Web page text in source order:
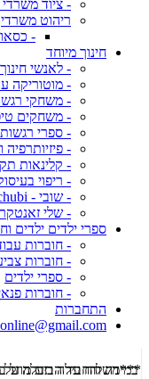
- ציוד
ריהוט משרדי
-
חינוך מיוחד
- לאנשי חינוך
- מוטוריקה
- משחקי
- משחקים
- ספרי רגשות
- פיזיותרפיה
- קלינאות
- ריפוי
- שובי - Schubi
- שלי
ספרי ילדים ילדים
- חוברות
- חוברות
- ספרי ילדים
- חוברות
התחברות
***משלוח עד הבית מוזל ב- 29 ש"ח בקניה מעל 289 ש"ח שליח עד